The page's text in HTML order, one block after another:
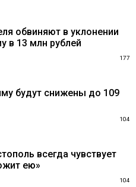
обвиняют в уклонении
в 13 млн рублей
177
будут снижены до 109
104
всегда чувствует
ею»
104